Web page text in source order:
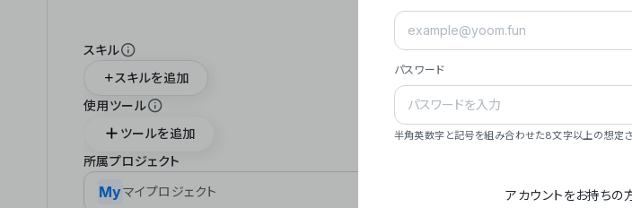
スキル
スキルを追加
使用ツール
ツールを追加
所属プロジェクト
Myマイプロジェクト
- **ミッション**: 「
- **ビジョン**: 「
### 会社概要
パスワード
半角英数字と記号を組み合わせた8文字以上の想定さ
アカウントをお持ちの